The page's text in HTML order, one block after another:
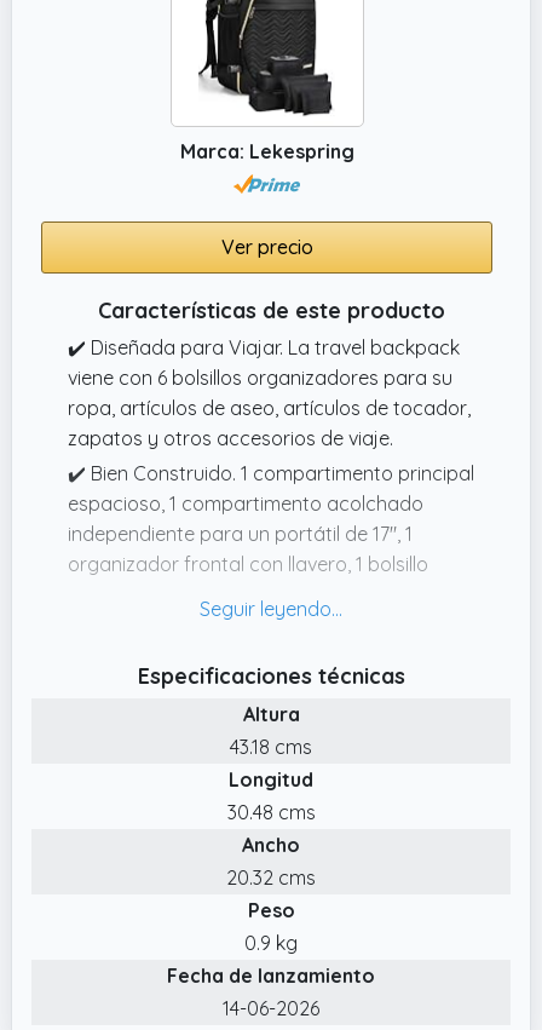
Marca: Lekespring
Ver precio
Características de este producto
✔️ Diseñada para Viajar. La travel backpack
viene con 6 bolsillos organizadores para su
ropa, artículos de aseo, artículos de tocador,
zapatos y otros accesorios de viaje.
✔️ Bien Construido. 1 compartimento principal
espacioso, 1 compartimento acolchado
independiente para un portátil de 17", 1
organizador frontal con llavero, 1 bolsillo
accesorios y 1 portabotellas lateral.
mochila utilizando el asa de transporte
superior o las asas laterales, o puede
deslizar la mochila grande sobre las asas del
equipaje rodante para llevarla con las manos
✔️ Duradera y Cómoda. Esta mochila
ordenador portatil está fabricada con nailon
de sarga 600D, que es impermeable y
✔️ Mochila Ryanair 45x32x22 . 45 x 32 x 22 cm
Especificaciones técnicas
Altura
43.18 cms
Longitud
30.48 cms
Ancho
20.32 cms
Peso
0.9 kg
Fecha de lanzamiento
14-06-2026